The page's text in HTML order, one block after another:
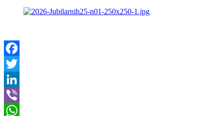
Facebook
Twitter
LinkedIn
Viber